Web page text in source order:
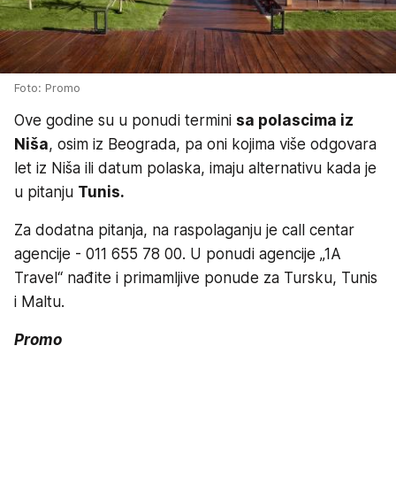
Foto: Promo
Ove godine su u ponudi termini sa polascima iz
Niša, osim iz Beograda, pa oni kojima više odgovara
let iz Niša ili datum polaska, imaju alternativu kada je
u pitanju Tunis.
Za dodatna pitanja, na raspolaganju je call centar
agencije - 011 655 78 00. U ponudi agencije „1A
Travel“ nađite i primamljive ponude za Tursku, Tunis
i Maltu.
Promo